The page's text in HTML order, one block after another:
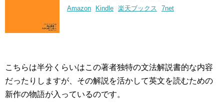
Amazon
Kindle 楽天ブックス 7net
こちらは半分くらいはこの著者独特の文法解説書的な内容
だったりしますが、その解説を活かして英文を読むための
新作の物語が入っているのです。